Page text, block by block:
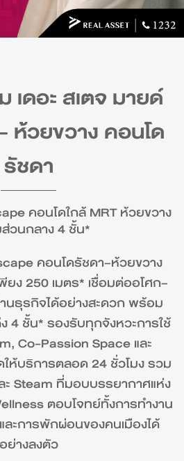
เดอะ สเตจ มายด์
ห้วยขวาง คอนโด
รัชดา
คอนโดใกล้ MRT ห้วยขวาง
วนกลาง 4 ชั้น*
คอนโดรัชดา–ห้วยขวาง
ยง 250 เมตร* เชื่อมต่ออโศก–
นธุรกิจได้อย่างสะดวก พร้อม
4 ชั้น* รองรับทุกจังหวะการใช้
Co-Passion Space และ
ห้บริการตลอด 24 ชั่วโมง รวม
ะ Steam ที่มอบบรรยากาศแห่ง
ตอบโจทย์ทั้งการทำงาน
ะการพักผ่อนของคนเมืองได้
อย่างลงตัว